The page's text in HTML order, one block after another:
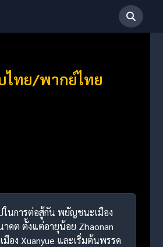
ไทย/พากย์ไทย
ในการต่อสู้กัน พยัญชนะเมือง
าคต ตั้งแต่อายุน้อย Zhaonan
อง Xuanyue และเริ่มต้นพรรค